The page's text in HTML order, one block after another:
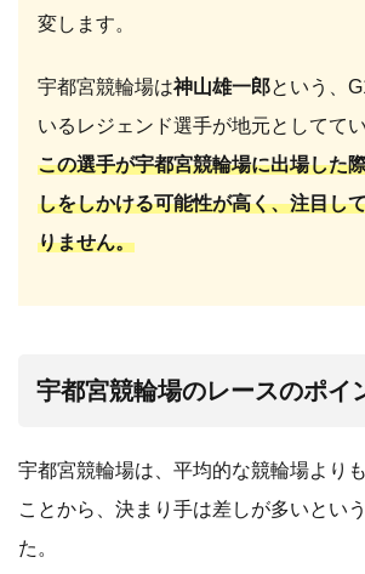
変します。
宇都宮競輪場は神山雄一郎という、
いるレジェンド選手が地元としてて
この選手が宇都宮競輪場に出場した
しをしかける可能性が高く、注目し
りません。
宇都宮競輪場のレースのポイ
宇都宮競輪場は、平均的な競輪場より
ことから、決まり手は差しが多いとい
た。